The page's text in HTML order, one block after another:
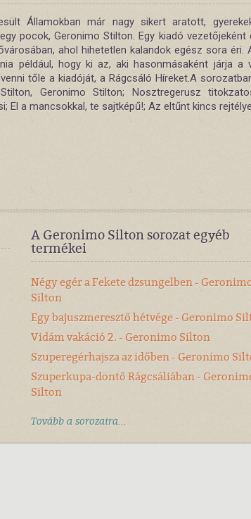
Államokban már nagy sikert aratott,
pocok, Geronimo Stilton. Egy kiadó vezetőjeként
ahol hihetetlen kalandok egész sora éri.
például, hogy ki az, aki hasonmásaként járja a
tőle a kiadóját, a Rágcsáló Híreket.A
Geronimo Stilton; Nosztregerusz
El a mancsokkal, te sajtképű!; Az eltűnt kincs
A Geronimo Silton sorozat egyéb
termékei
Négy egér a Fekete dzsungelben -
Silton
Egy bajuszmeresztő hétvége - Geronimo
Vidám vakáció 2. - Geronimo Silton
Szuperegérhajsza az időben - Geronimo
Szuperkupa-döntő Rágcsáliában -
Silton
Tovább a sorozatra...